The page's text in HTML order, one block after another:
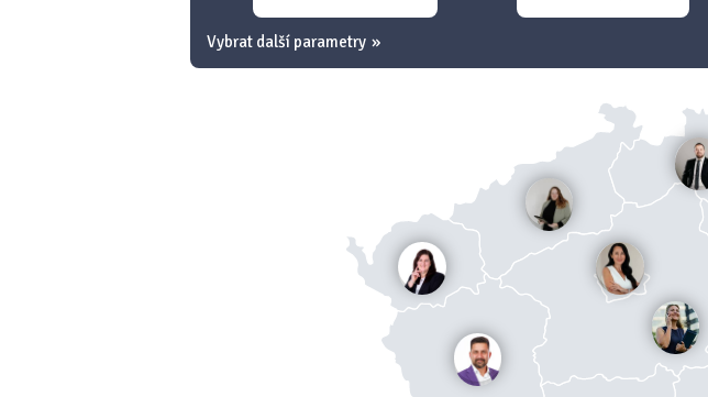
Vybrat další parametry